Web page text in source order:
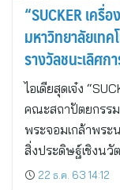
“SUCKER เครื่
มหาวิทยาลัยเท
รางวัลชนะเลิศ
เพื่อการใช้ชีวิต
ไอเดียสุดเจ๋ง
คณะสถาปัตยกรรม
พระจอมเกล้าพระ
สิ่งประดิษฐ์เชิงนวั
22 ธ.ค. 63 14:12